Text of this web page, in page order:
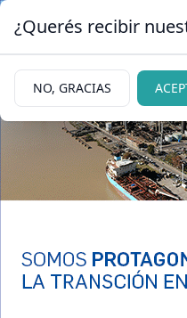
Día del
celebrar el
vocación
¿Querés recibir
NO, GRACIAS